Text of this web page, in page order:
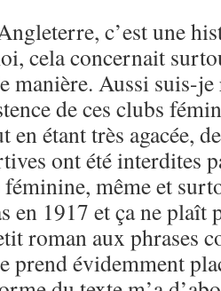
c’est une
cela concernait
manière. Aussi suis-je
de ces clubs
en étant très agacée,
ont été interdites
même et
en 1917 et ça ne plaît
roman aux phrases
prend évidemment